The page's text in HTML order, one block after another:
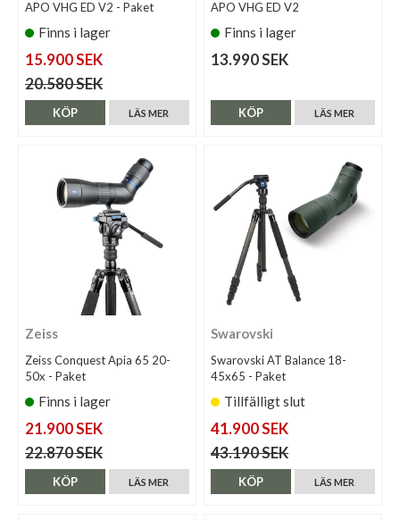
APO VHG ED V2 - Paket
Finns i lager
15.900 SEK
20.580 SEK
LÄS MER
KÖP
APO VHG ED V2
Finns i lager
13.990 SEK
LÄS MER
KÖP
Zeiss
Zeiss Conquest Apia 65 20-
50x - Paket
Finns i lager
21.900 SEK
22.870 SEK
LÄS MER
KÖP
Swarovski
Swarovski AT Balance 18-
45x65 - Paket
Tillfälligt slut
41.900 SEK
43.190 SEK
LÄS MER
KÖP